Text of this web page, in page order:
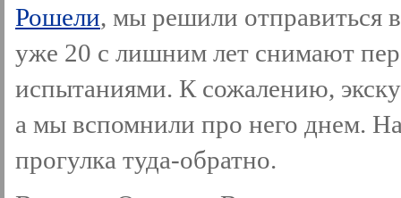
Рошели, мы решили отправиться
уже 20 с лишним лет снимают
испытаниями. К сожалению,
а мы вспомнили про него днем.
прогулка туда-обратно.